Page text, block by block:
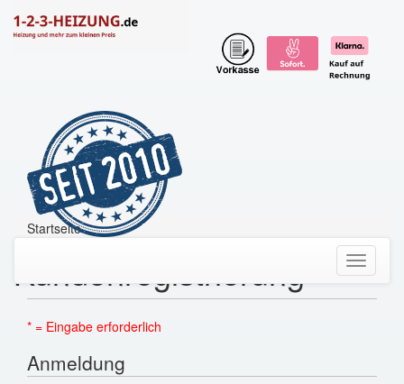
Toggle
Startseite
Kundenregistrierung
* = Eingabe erforderlich
Anmeldung